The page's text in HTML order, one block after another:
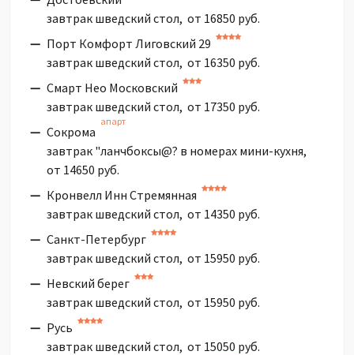
завтрак шведский стол, от 16850 руб.
Порт Комфорт Лиговский 29
завтрак шведский стол, от 16350 руб.
Смарт Нео Московский
завтрак шведский стол, от 17350 руб.
Сокрома
апарт
завтрак "ланчбоксы@? в номерах мини-кухня,
от 14650 руб.
Кронвелл Инн Стремянная
завтрак шведский стол, от 14350 руб.
Санкт-Петербург
завтрак шведский стол, от 15950 руб.
Невский берег
завтрак шведский стол, от 15950 руб.
Русь
завтрак шведский стол, от 15050 руб.